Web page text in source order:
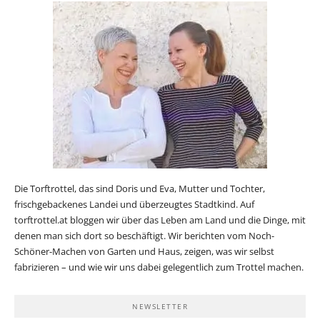
Die Torftrottel, das sind Doris und Eva, Mutter und Tochter,
frischgebackenes Landei und überzeugtes Stadtkind. Auf
torftrottel.at bloggen wir über das Leben am Land und die Dinge, mit
denen man sich dort so beschäftigt. Wir berichten vom Noch-
Schöner-Machen von Garten und Haus, zeigen, was wir selbst
fabrizieren – und wie wir uns dabei gelegentlich zum Trottel machen.
NEWSLETTER